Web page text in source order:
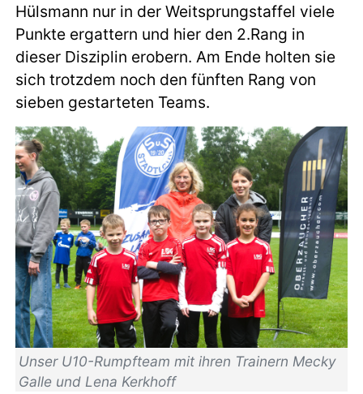
Hülsmann nur in der Weitsprungstaffel viele
Punkte ergattern und hier den 2.Rang in
dieser Disziplin erobern. Am Ende holten sie
sich trotzdem noch den fünften Rang von
sieben gestarteten Teams.
Unser U10-Rumpfteam mit ihren Trainern Mecky
Galle und Lena Kerkhoff